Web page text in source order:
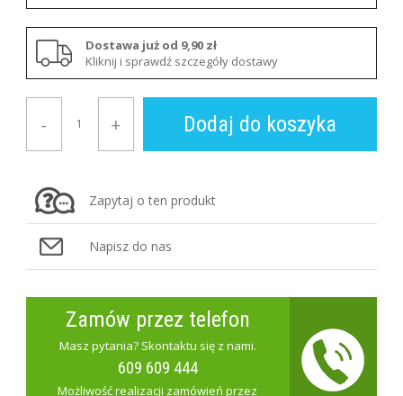
Dostawa już od 9,90 zł
Kliknij i sprawdź szczegóły dostawy
+
- Dodaj do koszyka
Zapytaj o ten produkt
Napisz do nas
Zamów przez telefon
Masz pytania? Skontaktu się z nami.
609 609 444
Możliwość realizacji zamówień przez